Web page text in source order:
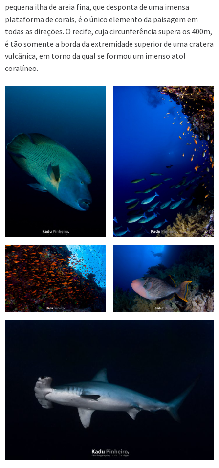
pequena ilha de areia fina, que desponta de uma imensa
plataforma de corais, é o único elemento da paisagem em
todas as direções. O recife, cuja circunferência supera os 400m,
é tão somente a borda da extremidade superior de uma cratera
vulcânica, em torno da qual se formou um imenso atol
coralíneo.